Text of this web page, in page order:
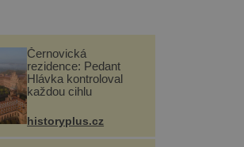
Černovická
rezidence: Pedant
Hlávka kontroloval
každou cihlu
historyplus.cz